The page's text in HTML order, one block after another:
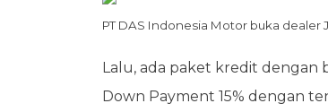
PT DAS Indonesia Motor buka dealer
Lalu, ada paket kredit dengan
Down Payment 15% dengan